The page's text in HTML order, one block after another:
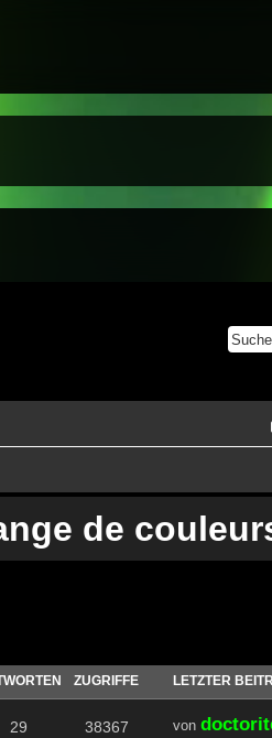
de
ZUGRIFFE LETZTER
29 38367 von